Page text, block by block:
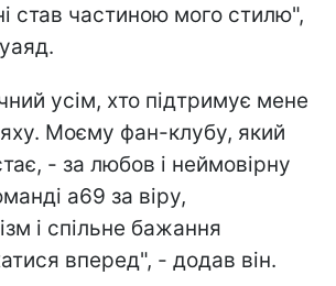
став частиною мого стилю",
усім, хто підтримує мене
Моєму фан-клубу, який
- за любов і неймовірну
а69 за віру,
і спільне бажання
вперед", - додав він.